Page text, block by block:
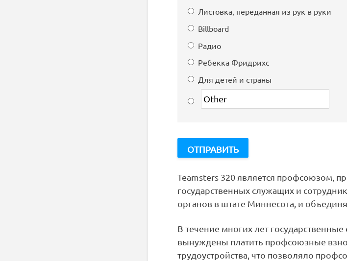
Листовка, переданная из рук в руки
Billboard
Радио
Ребекка Фридрихс
Для детей и страны
Teamsters 320 является профсоюзом,
государственных служащих и
органов в штате Миннесота, и
В течение многих лет
вынуждены платить профсоюзные
трудоустройства, что позволяло